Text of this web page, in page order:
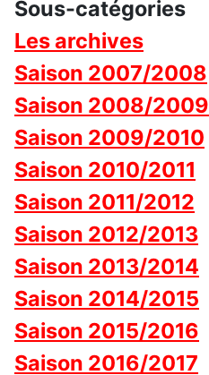
Sous-catégories
Les archives
Saison 2007/2008
Saison 2008/2009
Saison 2009/2010
Saison 2010/2011
Saison 2011/2012
Saison 2012/2013
Saison 2013/2014
Saison 2014/2015
Saison 2015/2016
Saison 2016/2017